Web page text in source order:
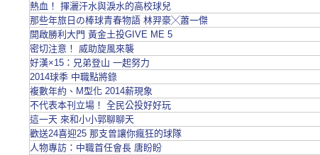
熱血！ 揮灑汗水與淚水的高校球兒
那些年旅日の棒球青春物語 林羿豪╳蕭一傑
開啟勝利大門 黃金土投GIVE ME 5
密切注意！ 威助旋風來襲
好漢×15：兄弟登山 一起努力
2014球季 中職點將錄
複數年約、M型化 2014薪現象
不代表本刊立場！ 全民公投好好玩
這一天 來和小小郭聊聊天
歡送24喜迎25 那支曾讓你瘋狂的球隊
人物專訪：中職首任會長 唐盼盼